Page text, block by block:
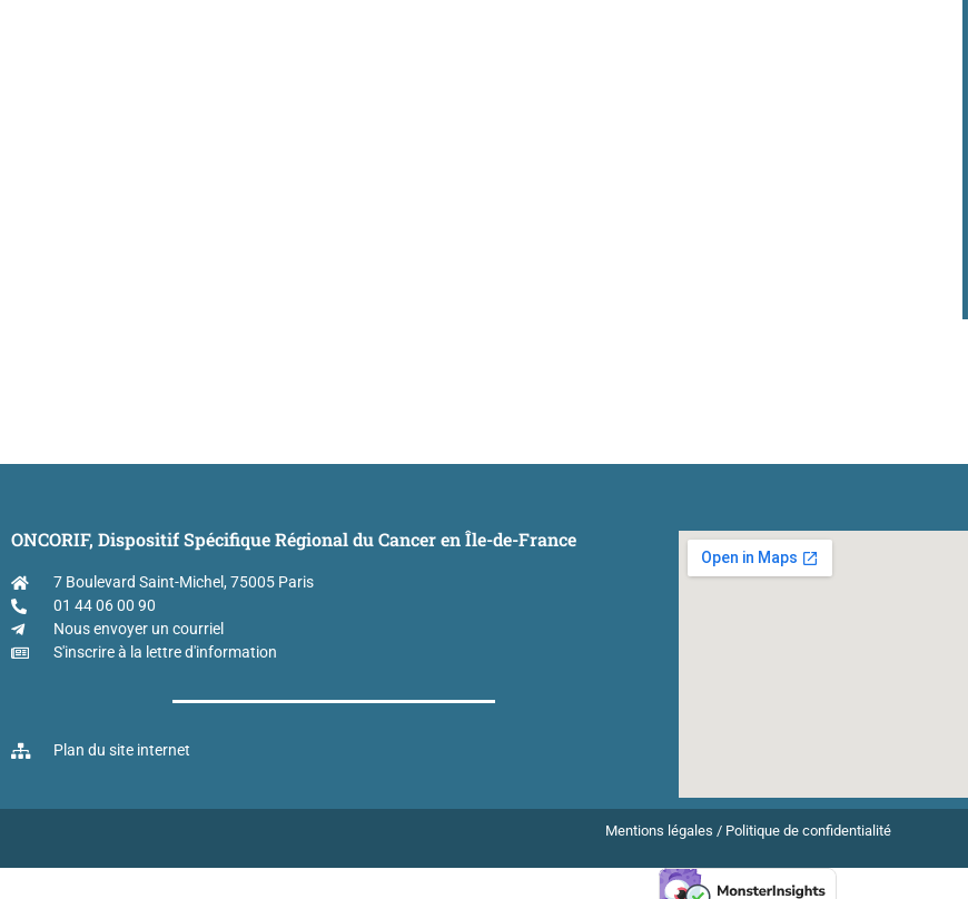
ONCORIF, Dispositif Spécifique Régional du Cancer en Île-de-France
7 Boulevard Saint-Michel, 75005 Paris
01 44 06 00 90
Nous envoyer un courriel
S'inscrire à la lettre d'information
Plan du site internet
Mentions légales / Politique de confidentialité